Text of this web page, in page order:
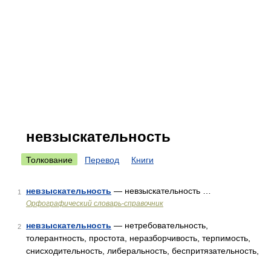
невзыскательность
Толкование Перевод Книги
1 невзыскательность — невзыскательность …
Орфографический словарь-справочник
2 невзыскательность — нетребовательность,
толерантность, простота, неразборчивость, терпимость,
снисходительность, либеральность, беспритязательность,